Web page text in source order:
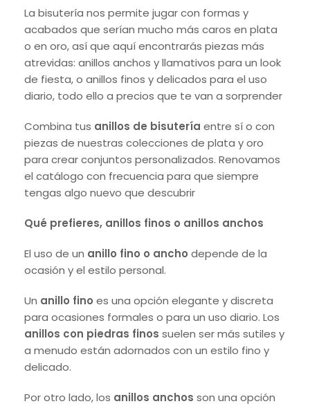
La bisutería nos permite jugar con formas y
acabados que serían mucho más caros en plata
o en oro, así que aquí encontrarás piezas más
atrevidas: anillos anchos y llamativos para un look
de fiesta, o anillos finos y delicados para el uso
diario, todo ello a precios que te van a sorprender
Combina tus anillos de bisutería entre sí o con
piezas de nuestras colecciones de plata y oro
para crear conjuntos personalizados. Renovamos
el catálogo con frecuencia para que siempre
tengas algo nuevo que descubrir
Qué prefieres, anillos finos o anillos anchos
El uso de un anillo fino o ancho depende de la
ocasión y el estilo personal.
Un anillo fino es una opción elegante y discreta
para ocasiones formales o para un uso diario. Los
anillos con piedras finos suelen ser más sutiles y
a menudo están adornados con un estilo fino y
delicado.
Por otro lado, los anillos anchos son una opción